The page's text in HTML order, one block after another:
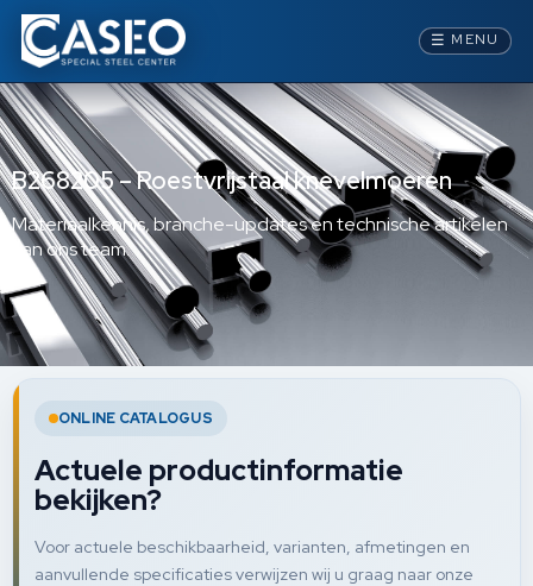
☰ MENU
B268205 – Roestvrijstaal knevelmoeren
Materiaalkennis, branche-updates en technische artikelen
van ons team.
ONLINE CATALOGUS
Actuele productinformatie
bekijken?
Voor actuele beschikbaarheid, varianten, afmetingen en
aanvullende specificaties verwijzen wij u graag naar onze